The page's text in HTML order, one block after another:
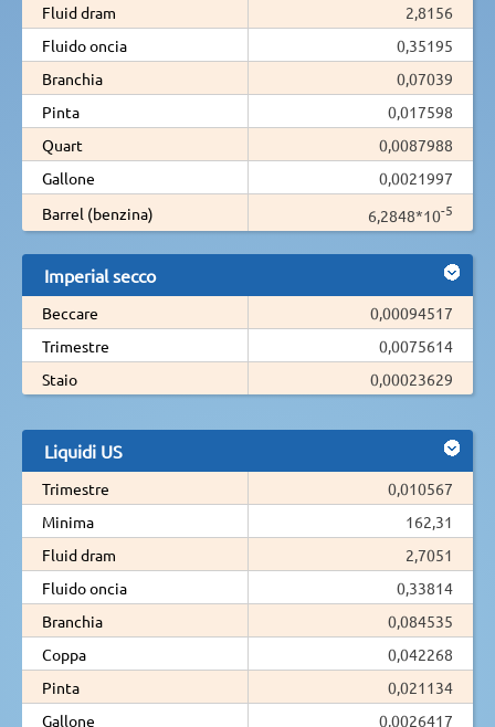
Fluid dram
2,8156
Fluido oncia
0,35195
Branchia
0,07039
Pinta
0,017598
Quart
0,0087988
Gallone
0,0021997
Barrel (benzina)
6,2848*10-5
Imperial secco
Beccare
0,00094517
Trimestre
0,0075614
Staio
0,00023629
Liquidi US
Trimestre
0,010567
Minima
162,31
Fluid dram
2,7051
Fluido oncia
0,33814
Branchia
0,084535
Coppa
0,042268
Pinta
0,021134
Gallone
0,0026417